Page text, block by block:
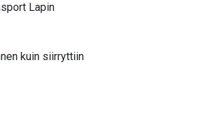
Lapin
kuin siirryttiin